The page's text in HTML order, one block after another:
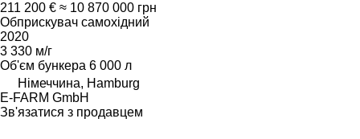
211 200 € ≈ 10 870 000 грн
Обприскувач самохідний
2020
3 330 м/г
Об'єм бункера 6 000 л
Німеччина, Hamburg
E-FARM GmbH
Зв'язатися з продавцем